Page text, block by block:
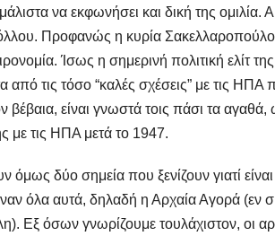
να εκφωνήσει και δική της
Προφανώς η κυρία
Ίσως η σημερινή πολιτική ελίτ
από τις τόσο “καλές σχέσεις” με τις ΗΠΑ
βέβαια, είναι γνωστά τοις πάσι τα
με τις ΗΠΑ μετά το 1947.
όμως δύο σημεία που ξενίζουν γιατί
όλα αυτά, δηλαδή η Αρχαία Αγορά (εν
Εξ όσων γνωρίζουμε τουλάχιστον, οι